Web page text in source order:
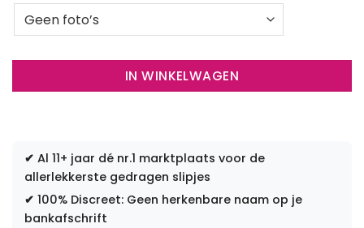
IN WINKELWAGEN
✔ Al 11+ jaar dé nr.1 marktplaats voor de
allerlekkerste gedragen slipjes
✔ 100% Discreet: Geen herkenbare naam op je
bankafschrift